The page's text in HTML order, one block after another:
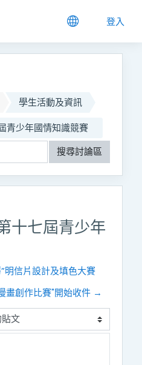
登入
學生活動及資訊
青少年國情知識競賽
搜尋討論區
十七屆青少年
明信片設計及填色大賽
畫創作比賽"開始收件 →